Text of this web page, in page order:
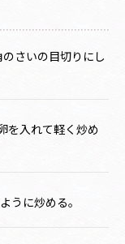
さいの目切りにし
を入れて軽く炒め
うに炒める。